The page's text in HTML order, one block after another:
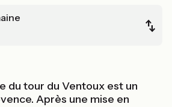
du tour du Ventoux est un
Après une mise en